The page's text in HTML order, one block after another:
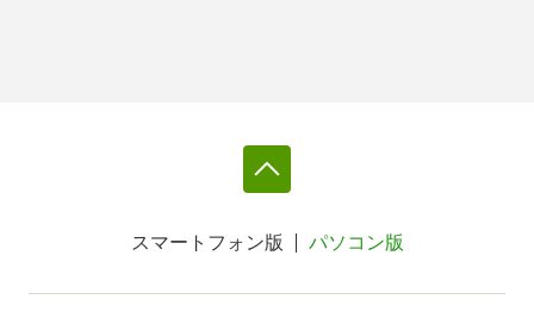
スマートフォン版 パソコン版